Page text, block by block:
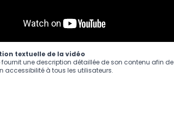
textuelle de la vidéo
fournit une description détaillée de son contenu afin de
accessibilité à tous les utilisateurs.